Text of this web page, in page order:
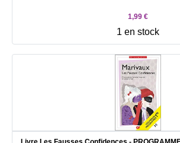
1,99 €
1 en stock